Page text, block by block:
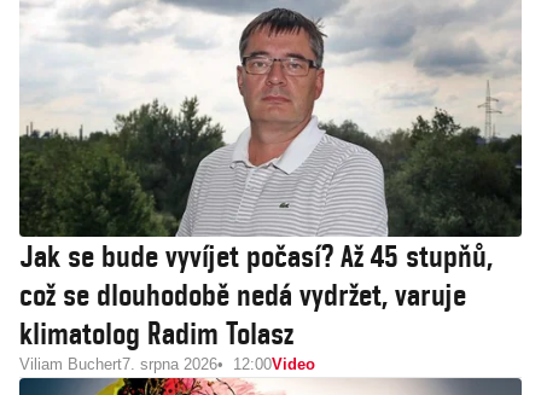
Jak se bude vyvíjet počasí? Až 45 stupňů,
což se dlouhodobě nedá vydržet, varuje
klimatolog Radim Tolasz
Viliam Buchert7. srpna 2026 12:00Video